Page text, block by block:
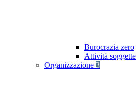
Burocrazia zero
Attività
Organizzazione 3